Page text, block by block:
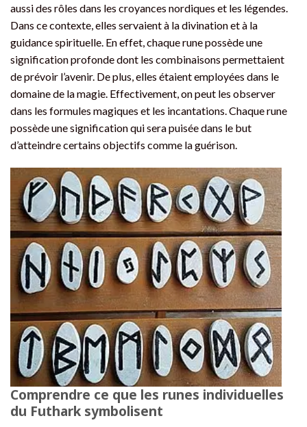
aussi des rôles dans les croyances nordiques et les légendes.
Dans ce contexte, elles servaient à la divination et à la
guidance spirituelle. En effet, chaque rune possède une
signification profonde dont les combinaisons permettaient
de prévoir l’avenir. De plus, elles étaient employées dans le
domaine de la magie. Effectivement, on peut les observer
dans les formules magiques et les incantations. Chaque rune
possède une signification qui sera puisée dans le but
d’atteindre certains objectifs comme la guérison.
Comprendre ce que les runes individuelles
du Futhark symbolisent